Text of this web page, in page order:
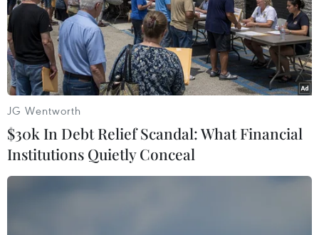
Thổ Nhĩ Kỳ chính thức phê chuẩn Thụy
Điển gia nhập NATO
JG Wentworth
$30k In Debt Relief Scandal: What Financial
Institutions Quietly Conceal